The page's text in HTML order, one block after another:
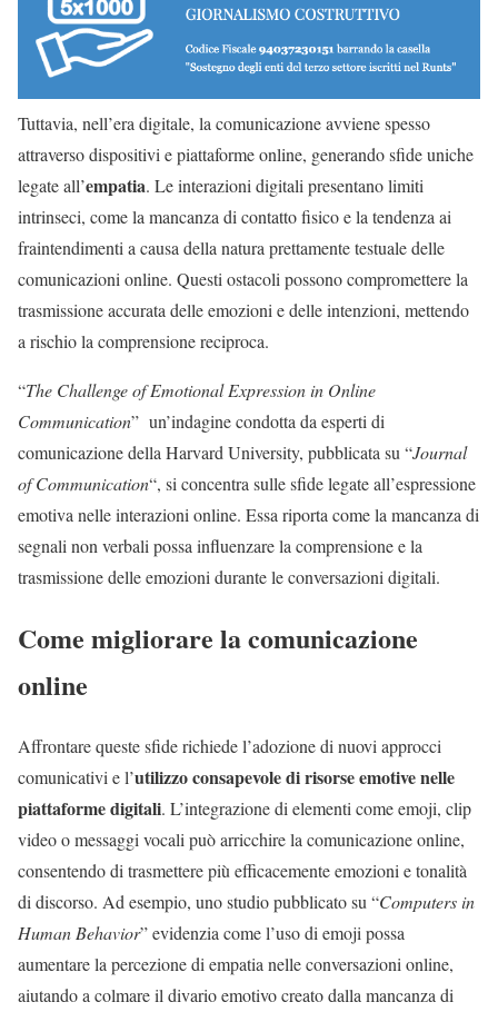
Tuttavia, nell’era digitale, la comunicazione avviene spesso
attraverso dispositivi e piattaforme online, generando sfide uniche
legate all’empatia. Le interazioni digitali presentano limiti
intrinseci, come la mancanza di contatto fisico e la tendenza ai
fraintendimenti a causa della natura prettamente testuale delle
comunicazioni online. Questi ostacoli possono compromettere la
trasmissione accurata delle emozioni e delle intenzioni, mettendo
a rischio la comprensione reciproca.
“The Challenge of Emotional Expression in Online
Communication” un’indagine condotta da esperti di
comunicazione della Harvard University, pubblicata su “Journal
of Communication“, si concentra sulle sfide legate all’espressione
emotiva nelle interazioni online. Essa riporta come la mancanza di
segnali non verbali possa influenzare la comprensione e la
trasmissione delle emozioni durante le conversazioni digitali.
Come migliorare la comunicazione
online
Affrontare queste sfide richiede l’adozione di nuovi approcci
comunicativi e l’utilizzo consapevole di risorse emotive nelle
piattaforme digitali. L’integrazione di elementi come emoji, clip
video o messaggi vocali può arricchire la comunicazione online,
consentendo di trasmettere più efficacemente emozioni e tonalità
di discorso. Ad esempio, uno studio pubblicato su “Computers in
Human Behavior” evidenzia come l’uso di emoji possa
aumentare la percezione di empatia nelle conversazioni online,
aiutando a colmare il divario emotivo creato dalla mancanza di